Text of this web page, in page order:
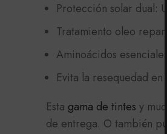
Protección solar dual:
Tratamiento oleo
Aminoácidos
Evita la resequedad en
Esta gama de tintes y
de entrega. O también